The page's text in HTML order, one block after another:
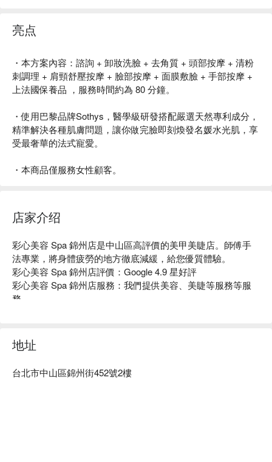
亮点
・本方案內容：諮詢 + 卸妝洗臉 + 去角質 + 頭部按摩 + 清粉
刺調理 + 肩頸舒壓按摩 + 臉部按摩 + 面膜敷臉 + 手部按摩 +
上法國保養品 ，服務時間約為 80 分鐘。
・使用巴黎品牌Sothys，醫學級研發搭配嚴選天然專利成分，
精準解決各種肌膚問題，讓你做完臉即刻煥發名媛水光肌，享
受最奢華的法式寵愛。
・本商品僅服務女性顧客。
店家介绍
彩心美容 Spa 錦州店是中山區高評價的美甲美睫店。師傅手
法專業，將身體疲勞的地方徹底減緩，給您優質體驗。
彩心美容 Spa 錦州店評價：Google 4.9 星好評
彩心美容 Spa 錦州店服務：我們提供美容、美睫等服務等服
務
彩心美容 Spa 錦州店預約、彩心美容 Spa 錦州店價格、彩心
美容 Spa 錦州店優惠立刻查看 ⬇︎
地址
台北市中山區錦州街452號2樓